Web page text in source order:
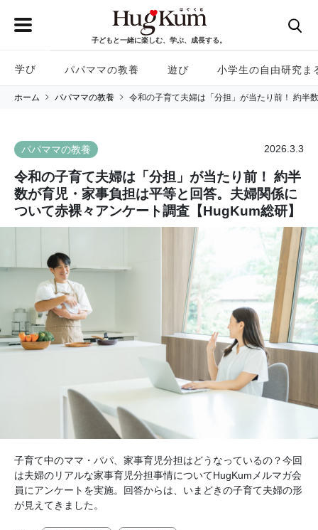
子どもと一緒に楽しむ、学ぶ、成長する。
学び パパママの教養 遊び 小学生の自由研究ま
ホーム パパママの教養 令和の子育て夫婦は「分担」が当たり前！ 約半
パパママの教養 2026.3.3
令和の子育て夫婦は「分担」が当たり前！ 約半
数が育児・家事負担は平等と回答。夫婦関係に
ついて赤裸々アンケート調査【HugKum総研】
子育て中のママ・パパ、家事育児分担はどうなっているの？今回
は夫婦のリアルな家事育児分担事情についてHugKumメルマガ会
員にアンケートを実施。回答からは、いまどきの子育て夫婦の形
が見えてきました。